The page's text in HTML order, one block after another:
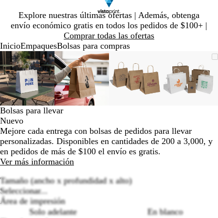
Explore nuestras últimas ofertas | Además, obtenga
envío económico gratis en todos los pedidos de $100+ |
Comprar todas las ofertas
Diapositiva
1
InicioEmpaquesBolsas para compras
Imagen
ampliable
con
zoom
Ampliado
al
mínimo
Haga
clic
para
expandir
Use
la
tecla
de
más
(+)
y
menos
(-)
para
acercar/alejar
con
zoom
y
las
teclas
Imagen
ampliable
con
zoom
Ampliado
al
mínimo
Haga
clic
para
expandir
Use
la
tecla
de
más
(+)
menos
(-)
para
zoom
ampliable
con
zoom
al
mínimo
clic
para
expandir
la
tecla
de
más
menos
(-)
para
acercar/alejar
teclas
Imagen
con
zoom
mínimo
clic
para
tecla
de
más
(-)
para
Diapositiva
1
de
4
Bolsas para llevar
Nuevo
Mejore cada entrega con bolsas de pedidos para llevar
personalizadas. Disponibles en cantidades de 200 a 3,000, y
en pedidos de más de $100 el envío es gratis.
Ver más información
Tamaño (ancho x profundidad x alto)
Seleccionar...
Área de impresión
Solo adelante
En blanco